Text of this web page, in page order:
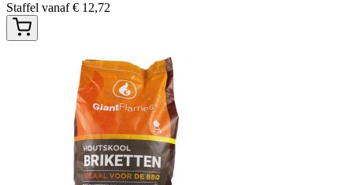
Staffel vanaf€ 12,72